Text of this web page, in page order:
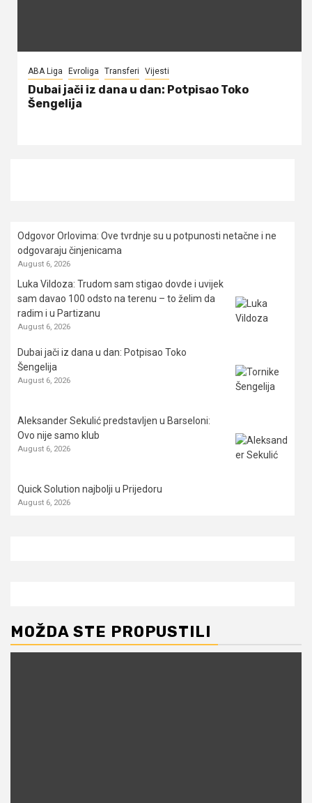
ABA Liga Evroliga Transferi Vijesti
Dubai jači iz dana u dan: Potpisao Toko
Šengelija
Odgovor Orlovima: ​Ove tvrdnje su u potpunosti netačne i ne
odgovaraju činjenicama
August 6, 2026
Luka Vildoza: Trudom sam stigao dovde i uvijek
sam davao 100 odsto na terenu – to želim da
radim i u Partizanu
August 6, 2026
Dubai jači iz dana u dan: Potpisao Toko
Šengelija
August 6, 2026
Aleksander Sekulić predstavljen u Barseloni:
Ovo nije samo klub
August 6, 2026
Quick Solution najbolji u Prijedoru
August 6, 2026
MOŽDA STE PROPUSTILI